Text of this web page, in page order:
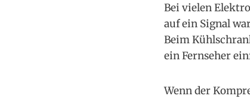
Bei vielen
auf ein Signal
Beim
ein Fernseher
Wenn der